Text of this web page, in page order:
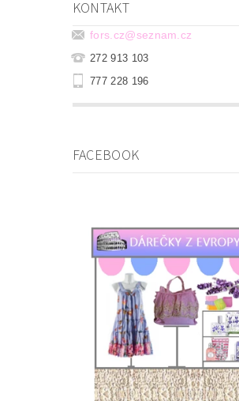
KONTAKT
fors.cz@seznam.cz
272 913 103
777 228 196
FACEBOOK